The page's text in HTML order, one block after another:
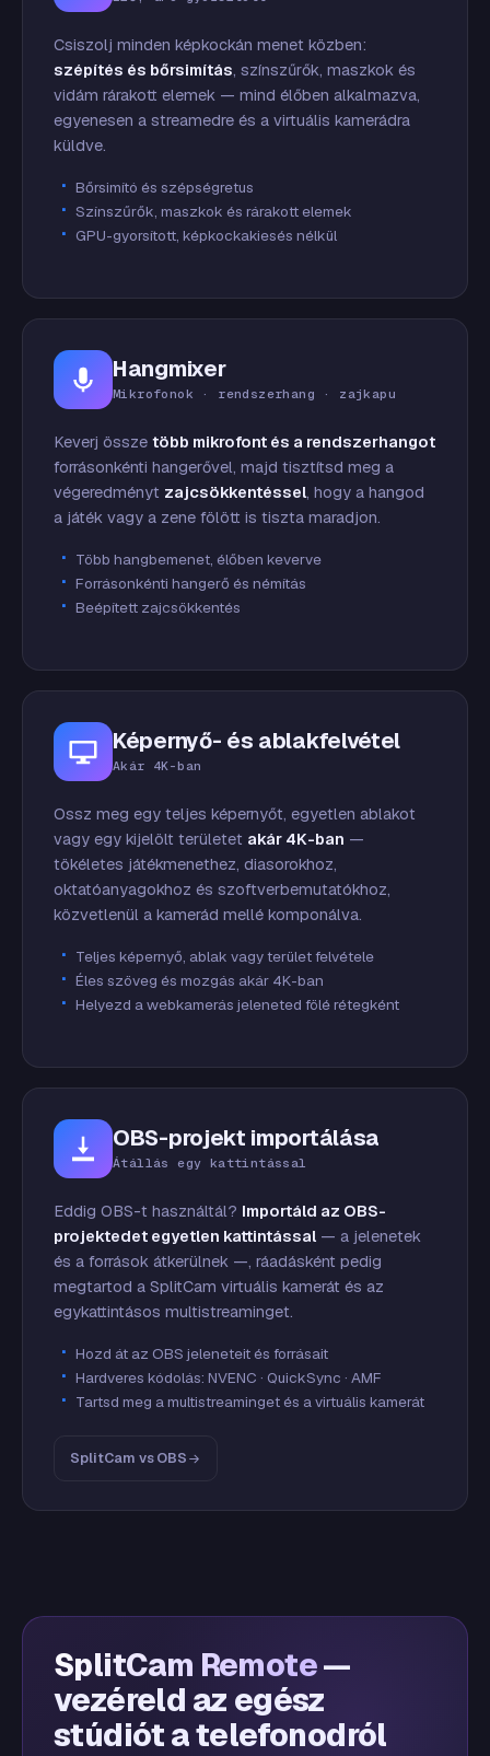
Csiszolj minden képkockán menet közben:
szépítés és bőrsimítás, színszűrők, maszkok és
vidám rárakott elemek — mind élőben alkalmazva,
egyenesen a streamedre és a virtuális kamerádra
küldve.
Bőrsimító és szépségretus
Színszűrők, maszkok és rárakott elemek
GPU-gyorsított, képkockakiesés nélkül
Hangmixer
Mikrofonok · rendszerhang · zajkapu
Keverj össze több mikrofont és a rendszerhangot
forrásonkénti hangerővel, majd tisztítsd meg a
végeredményt zajcsökkentéssel, hogy a hangod
a játék vagy a zene fölött is tiszta maradjon.
Több hangbemenet, élőben keverve
Forrásonkénti hangerő és némítás
Beépített zajcsökkentés
Képernyő- és ablakfelvétel
Akár 4K-ban
Ossz meg egy teljes képernyőt, egyetlen ablakot
vagy egy kijelölt területet akár 4K-ban —
tökéletes játékmenethez, diasorokhoz,
oktatóanyagokhoz és szoftverbemutatókhoz,
közvetlenül a kamerád mellé komponálva.
Teljes képernyő, ablak vagy terület felvétele
Éles szöveg és mozgás akár 4K-ban
Helyezd a webkamerás jeleneted fölé rétegként
OBS-projekt importálása
Átállás egy kattintással
Eddig OBS-t használtál? Importáld az OBS-
projektedet egyetlen kattintással — a jelenetek
és a források átkerülnek —, ráadásként pedig
megtartod a SplitCam virtuális kamerát és az
egykattintásos multistreaminget.
Hozd át az OBS jeleneteit és forrásait
Hardveres kódolás: NVENC · QuickSync · AMF
Tartsd meg a multistreaminget és a virtuális kamerát
SplitCam vs OBS
SplitCam Remote—
vezéreld az egész
stúdiót a telefonodról